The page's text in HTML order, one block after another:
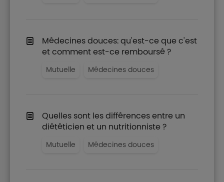
Médecines douces: qu'est-ce que c'est
et comment est-ce remboursé ?
Mutuelle Médecines douces
Quelles sont les différences entre un
diététicien et un nutritionniste ?
Mutuelle Médecines douces